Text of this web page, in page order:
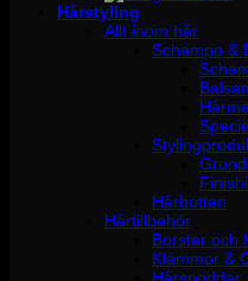
Hårstyling
Allt inom hår
Schampo &
Hårbotten
Hårtillbehör
Borstar och
Klämmor &
Hårsnoddar